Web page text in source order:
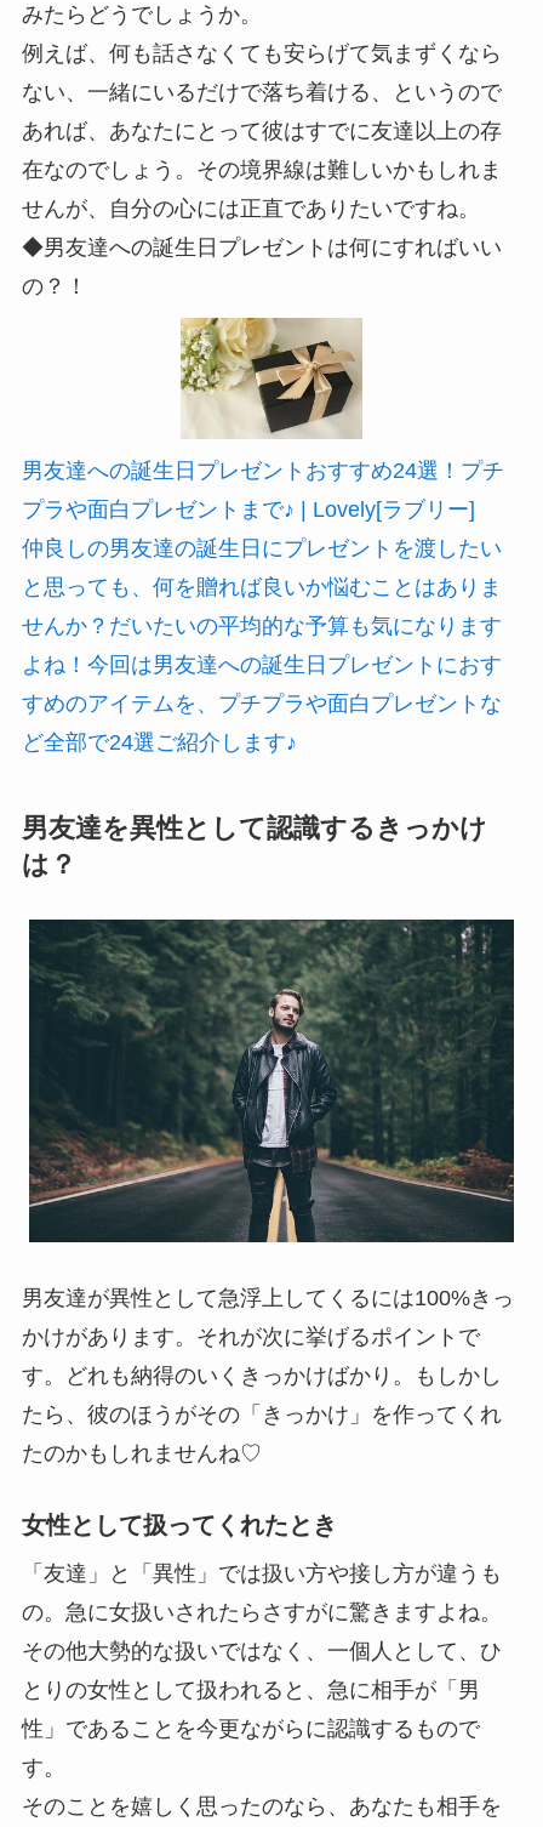
みたらどうでしょうか。
例えば、何も話さなくても安らげて気まずくなら
ない、一緒にいるだけで落ち着ける、というので
あれば、あなたにとって彼はすでに友達以上の存
在なのでしょう。その境界線は難しいかもしれま
せんが、自分の心には正直でありたいですね。
◆男友達への誕生日プレゼントは何にすればいい
の？！
男友達への誕生日プレゼントおすすめ24選！プチ
プラや面白プレゼントまで♪ | Lovely[ラブリー]
仲良しの男友達の誕生日にプレゼントを渡したい
と思っても、何を贈れば良いか悩むことはありま
せんか？だいたいの平均的な予算も気になります
よね！今回は男友達への誕生日プレゼントにおす
すめのアイテムを、プチプラや面白プレゼントな
ど全部で24選ご紹介します♪
男友達を異性として認識するきっかけ
は？
男友達が異性として急浮上してくるには100%きっ
かけがあります。それが次に挙げるポイントで
す。どれも納得のいくきっかけばかり。もしかし
たら、彼のほうがその「きっかけ」を作ってくれ
たのかもしれませんね♡
女性として扱ってくれたとき
「友達」と「異性」では扱い方や接し方が違うも
の。急に女扱いされたらさすがに驚きますよね。
その他大勢的な扱いではなく、一個人として、ひ
とりの女性として扱われると、急に相手が「男
性」であることを今更ながらに認識するもので
す。
そのことを嬉しく思ったのなら、あなたも相手を